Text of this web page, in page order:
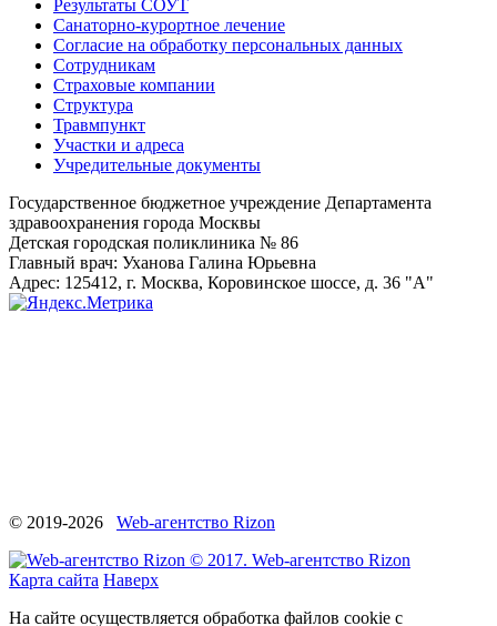
Результаты СОУТ
Санаторно-курортное лечение
Согласие на обработку персональных данных
Сотрудникам
Страховые компании
Структура
Травмпункт
Участки и адреса
Учредительные документы
Государственное бюджетное учреждение Департамента
здравоохранения города Москвы
Детская городская поликлиника № 86
Главный врач: Уханова Галина Юрьевна
Адрес: 125412, г. Москва, Коровинское шоссе, д. 36 "А"
© 2019-2026 Web-агентство Rizon
© 2017. Web-агентство Rizon
Карта сайта Наверх
На сайте осуществляется обработка файлов cookie с